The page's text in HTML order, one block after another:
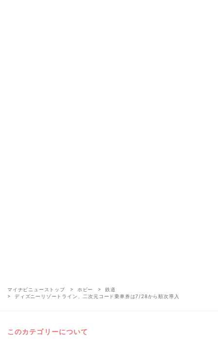
マイナビニューストップ ホビー
鉄道
ディズニーリゾートライン、二次元コード乗車券は7/28から順次導入
このカテゴリーについて